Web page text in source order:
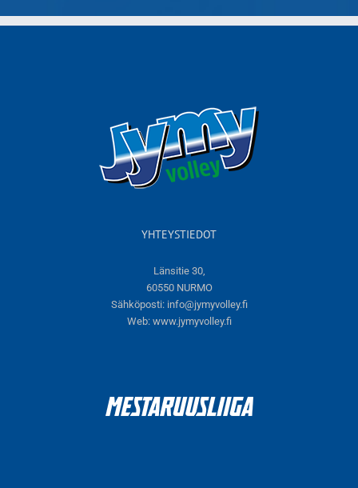
YHTEYSTIEDOT
Länsitie 30,
60550 NURMO
Sähköposti: info@jymyvolley.fi
Web: www.jymyvolley.fi